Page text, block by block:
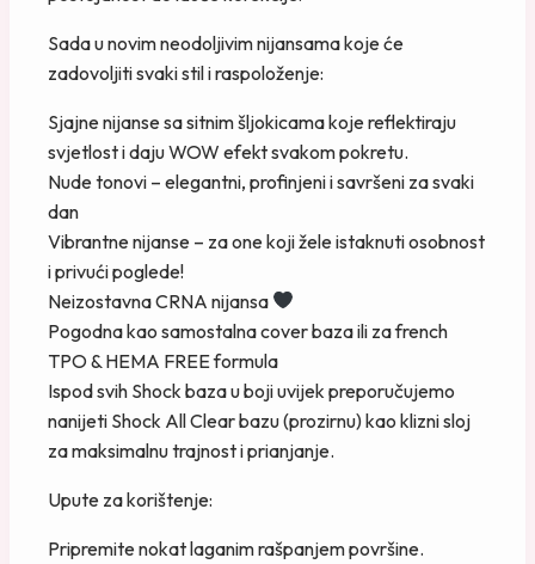
Sada u novim neodoljivim nijansama koje će
zadovoljiti svaki stil i raspoloženje:
Sjajne nijanse sa sitnim šljokicama koje reflektiraju
svjetlost i daju WOW efekt svakom pokretu.
Nude tonovi – elegantni, profinjeni i savršeni za svaki
dan
Vibrantne nijanse – za one koji žele istaknuti osobnost
i privući poglede!
⁠Neizostavna CRNA nijansa
Pogodna kao samostalna cover baza ili za french
TPO & HEMA FREE formula
Ispod svih Shock baza u boji uvijek preporučujemo
nanijeti Shock All Clear bazu (prozirnu) kao klizni sloj
za maksimalnu trajnost i prianjanje.
Upute za korištenje:
Pripremite nokat laganim rašpanjem površine.